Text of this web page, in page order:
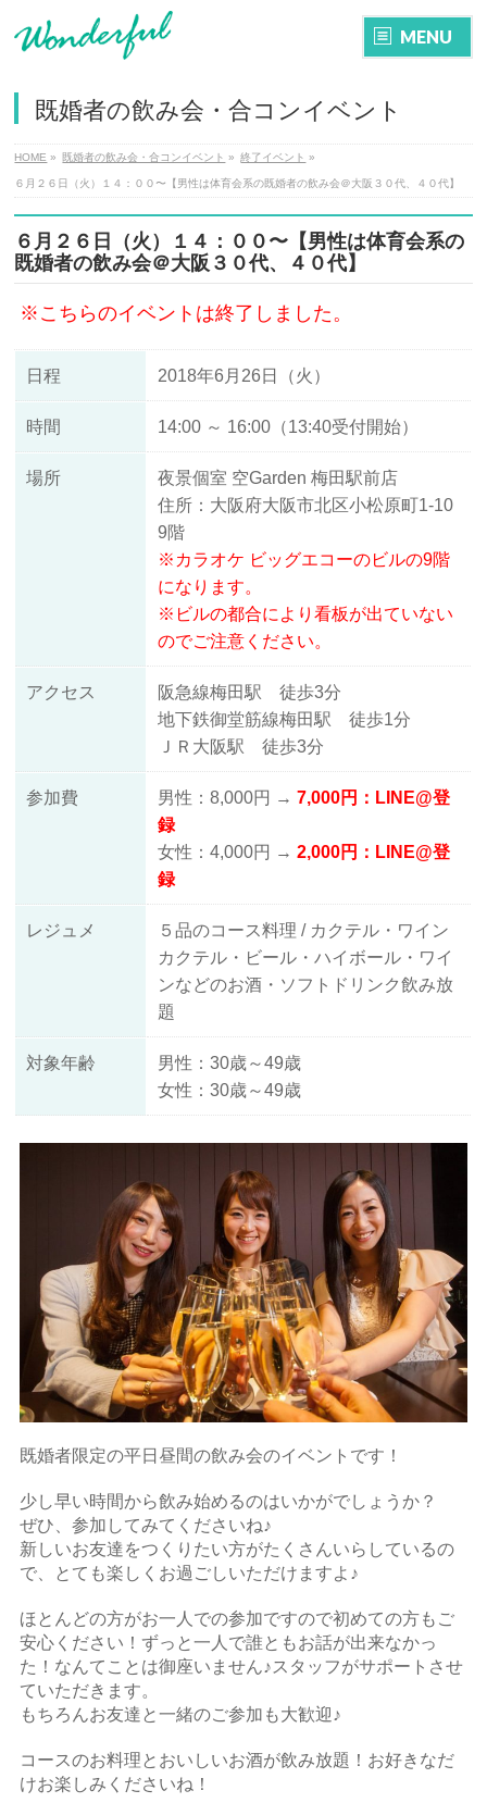
MENU
既婚者の飲み会・合コンイベント
HOME » 既婚者の飲み会・合コンイベント » 終了イベント »
６月２６日（火）１４：００〜【男性は体育会系の既婚者の飲み会＠大阪３０代、４０代】
６月２６日（火）１４：００〜【男性は体育会系の
既婚者の飲み会＠大阪３０代、４０代】
※こちらのイベントは終了しました。
日程 2018年6月26日（火）
時間 14:00 ～ 16:00（13:40受付開始）
場所 夜景個室 空Garden梅田駅前店
住所：大阪府大阪市北区小松原町1-10
9階
※カラオケ ビッグエコーのビルの9階
になります。
※ビルの都合により看板が出ていない
のでご注意ください。
アクセス
阪急線梅田駅 徒歩3分
地下鉄御堂筋線梅田駅 徒歩1分
ＪＲ大阪駅 徒歩3分
参加費 男性：8,000円 →7,000円：LINE@登
録
女性：4,000円 → 2,000円：LINE@登
録
レジュメ
５品のコース料理 / カクテル・ワイン
カクテル・ビール・ハイボール・ワイ
ンなどのお酒・ソフトドリンク飲み放
題
対象年齢
男性：30歳～49歳
女性：30歳～49歳
既婚者限定の平日昼間の飲み会のイベントです！
少し早い時間から飲み始めるのはいかがでしょうか？
ぜひ、参加してみてくださいね♪
新しいお友達をつくりたい方がたくさんいらしているの
で、とても楽しくお過ごしいただけますよ♪
ほとんどの方がお一人での参加ですので初めての方もご
安心ください！ずっと一人で誰ともお話が出来なかっ
た！なんてことは御座いません♪スタッフがサポートさせ
ていただきます。
もちろんお友達と一緒のご参加も大歓迎♪
コースのお料理とおいしいお酒が飲み放題！お好きなだ
けお楽しみくださいね！